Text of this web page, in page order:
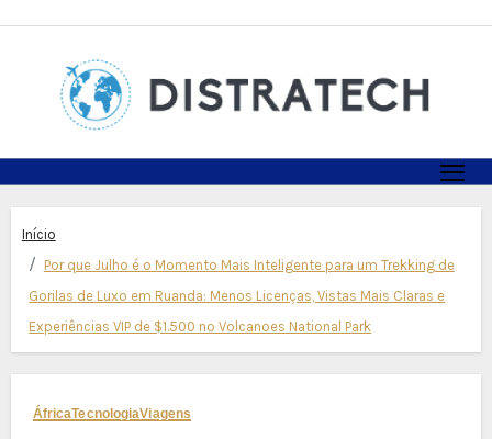
Início
Por que Julho é o Momento Mais Inteligente para um Trekking de
Gorilas de Luxo em Ruanda: Menos Licenças, Vistas Mais Claras e
Experiências VIP de $1.500 no Volcanoes National Park
ÁfricaTecnologiaViagens